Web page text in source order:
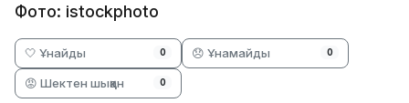
Фото: istockphoto
🤍 Ұнайды 0 😞 Ұнамайды 0
😡 Шектен шыққан 0